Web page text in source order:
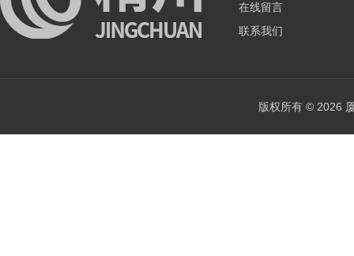
在线留言
联系我们
版权所有 © 2026